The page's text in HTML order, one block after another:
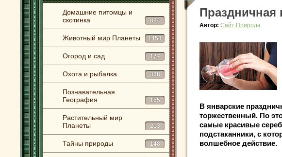
Домашние питомцы и
скотинка
884
Животный мир Планеты 1453
Огород и сад 177
Охота и рыбалка 368
Познавательная
География
155
Растительный мир
Планеты
213
Тайны природы 148
Праздничная
Автор: Сайт Природа
В январские
торжественный. По
самые красивые
подстаканники, с
волшебное действие.